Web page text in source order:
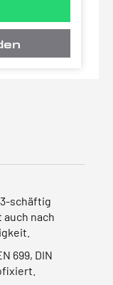
schäftig
nach
699, DIN